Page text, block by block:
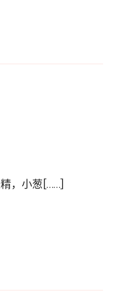
，小葱[……]